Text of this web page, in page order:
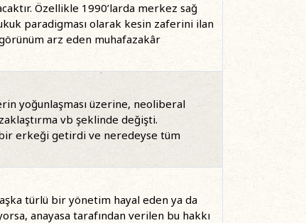
Özellikle 1990’larda merkez sağ
paradigması olarak kesin zaferini ilan
arz eden muhafazakâr
yoğunlaşması üzerine, neoliberal
vb şeklinde değişti.
bir erkeği getirdi ve neredeyse tüm
türlü bir yönetim hayal eden ya da
anayasa tarafından verilen bu hakkı